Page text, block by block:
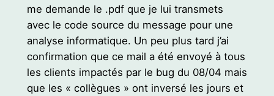
me demande le .pdf que je lui transmets
avec le code source du message pour une
analyse informatique. Un peu plus tard j’ai
confirmation que ce mail a été envoyé à tous
les clients impactés par le bug du 08/04 mais
que les « collègues » ont inversé les jours et